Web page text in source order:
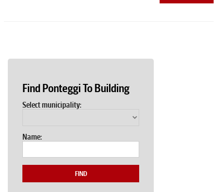
Find Ponteggi To Building
Select municipality:
Name:
FIND